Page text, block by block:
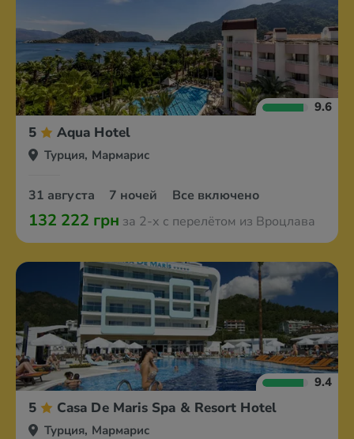
9.6
5 Aqua Hotel
Турция, Мармарис
31 августа 7 ночей Все включено
132 222 грн за 2-х с перелётом из Вроцлава
9.4
5 Casa De Maris Spa & Resort Hotel
Турция, Мармарис